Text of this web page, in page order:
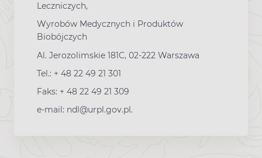
Leczniczych,
Wyrobów Medycznych i Produktów
Biobójczych
Al. Jerozolimskie 181C, 02-222 Warszawa
Tel.: + 48 22 49 21 301
Faks: + 48 22 49 21 309
e-mail: ndl@urpl.gov.pl.